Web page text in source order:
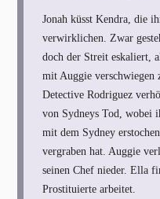
Jonah küsst Kendra, die
verwirklichen. Zwar
doch der Streit eskaliert,
mit Auggie verschwiegen
Detective Rodriguez
von Sydneys Tod, wobei
mit dem Sydney
vergraben hat. Auggie
seinen Chef nieder. Ella
Prostituierte arbeitet.